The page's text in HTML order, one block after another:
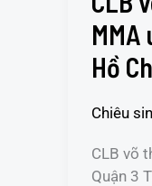
MMA
Hồ
Chiêu
CLB võ
Quận 3
tại
Quận
3
TP
Chí
Minh